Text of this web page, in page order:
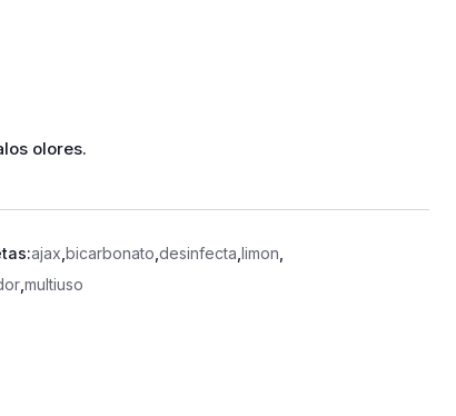
olores.
ajax ,bicarbonato ,desinfecta ,limon
,multiuso